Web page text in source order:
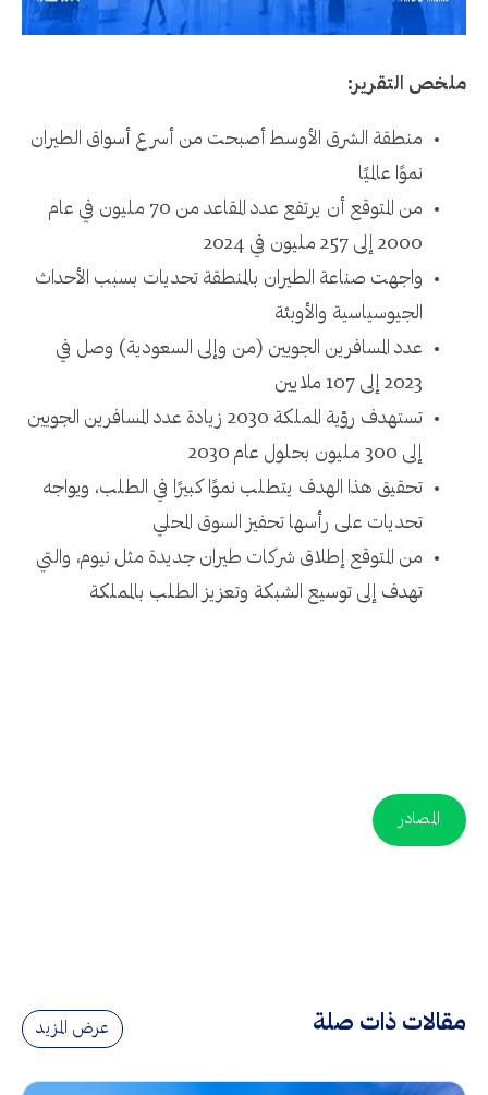
ملخص التقرير:
منطقة الشرق الأوسط أصبحت من أسرع أسواق الطيران
نموًا عالميًا
من المتوقع أن يرتفع عدد المقاعد من 70 مليون في عام
2000 إلى 257 مليون في 2024
واجهت صناعة الطيران بالمنطقة تحديات بسبب الأحداث
الجيوسياسية والأوبئة
عدد المسافرين الجويين (من وإلى السعودية) وصل في
2023 إلى 107 ملايين
تستهدف رؤية المملكة 2030 زيادة عدد المسافرين الجويين
إلى 300 مليون بحلول عام 2030
تحقيق هذا الهدف يتطلب نموًا كبيرًا في الطلب، ويواجه
تحديات على رأسها تحفيز السوق المحلي
من المتوقع إطلاق شركات طيران جديدة مثل نيوم، والتي
تهدف إلى توسيع الشبكة وتعزيز الطلب بالمملكة
المصادر
مقالات ذات صلة عرض المزيد